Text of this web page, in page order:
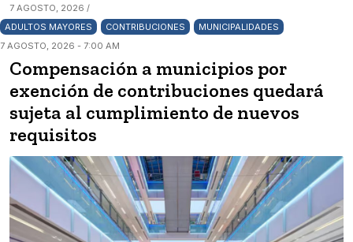
7 AGOSTO, 2026 /
ADULTOS MAYORES
CONTRIBUCIONES
MUNICIPALIDADES
7 AGOSTO, 2026 - 7:00 AM
Compensación a municipios por
exención de contribuciones quedará
sujeta al cumplimiento de nuevos
requisitos